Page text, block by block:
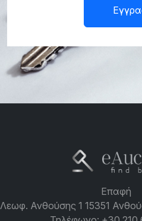
Επαφή
Λεωφ. Ανθούσης 1 15351